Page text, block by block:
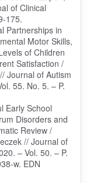
of Clinical
175.
Partnerships in
Motor Skills,
of Children
Satisfaction /
Journal of Autism
55. No. 5. – P.
Early School
Disorders and
Review /
// Journal of
– Vol. 50. – P.
w. EDN